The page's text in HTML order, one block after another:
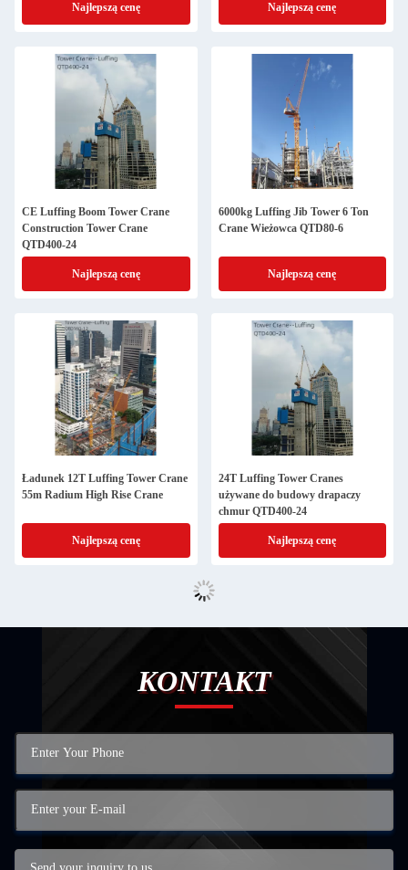
Najlepszą cenę Najlepszą cenę
CE Luffing Boom Tower Crane
Construction Tower Crane
QTD400-24
Najlepszą cenę
6000kg Luffing Jib Tower 6 Ton
Crane Wieżowca QTD80-6
Najlepszą cenę
Ładunek 12T Luffing Tower Crane
55m Radium High Rise Crane
Najlepszą cenę
24T Luffing Tower Cranes
używane do budowy drapaczy
chmur QTD400-24
Najlepszą cenę
KONTAKT